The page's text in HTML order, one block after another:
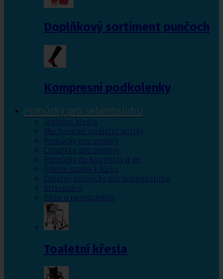
Doplňkový sortiment punčoch
Kompresní podkolenky
Pomůcky pro sebeobsluhu
Toaletní křesla
Mechanické invalidní vozíky
Pomůcky pro seniory
Chodítka pro seniory
Pomůcky do koupelny a wc
Jídelní stolky k lůžku
Ostatní pomůcky pro sebeobsluhu
Stravování
Péče o nemocného
Toaletní křesla